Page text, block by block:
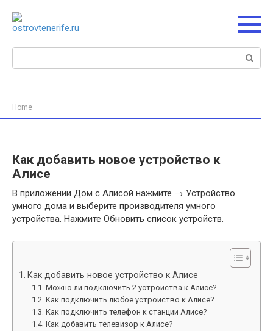
контенту
Поиск:
Home
Как добавить новое устройство к
Алисе
В приложении Дом с Алисой нажмите → Устройство
умного дома и выберите производителя умного
устройства. Нажмите Обновить список устройств.
Как добавить новое устройство к Алисе
Можно ли подключить 2 устройства к Алисе?
Как подключить любое устройство к Алисе?
Как подключить телефон к станции Алисе?
Как добавить телевизор к Алисе?